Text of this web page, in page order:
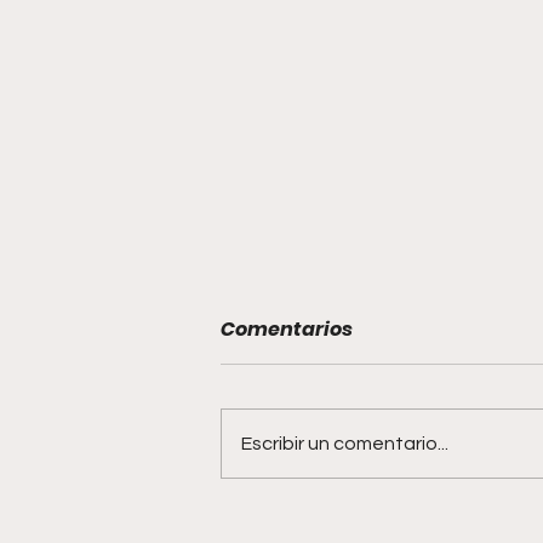
Comentarios
Escribir un comentario...